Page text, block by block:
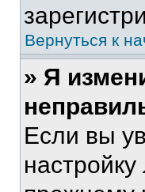
Вернуться к
» Я
Если вы